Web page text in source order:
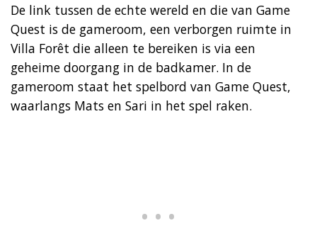
De link tussen de echte wereld en die van Game
Quest is de gameroom, een verborgen ruimte in
Villa Forêt die alleen te bereiken is via een
geheime doorgang in de badkamer. In de
gameroom staat het spelbord van Game Quest,
waarlangs Mats en Sari in het spel raken.